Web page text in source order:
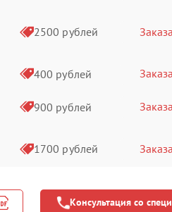
2500 рублей
400 рублей
900 рублей
1700 рублей
1400 рублей
Консультация со